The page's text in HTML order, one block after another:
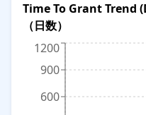
Time To Grant Trend
（日数）
600
900
1200